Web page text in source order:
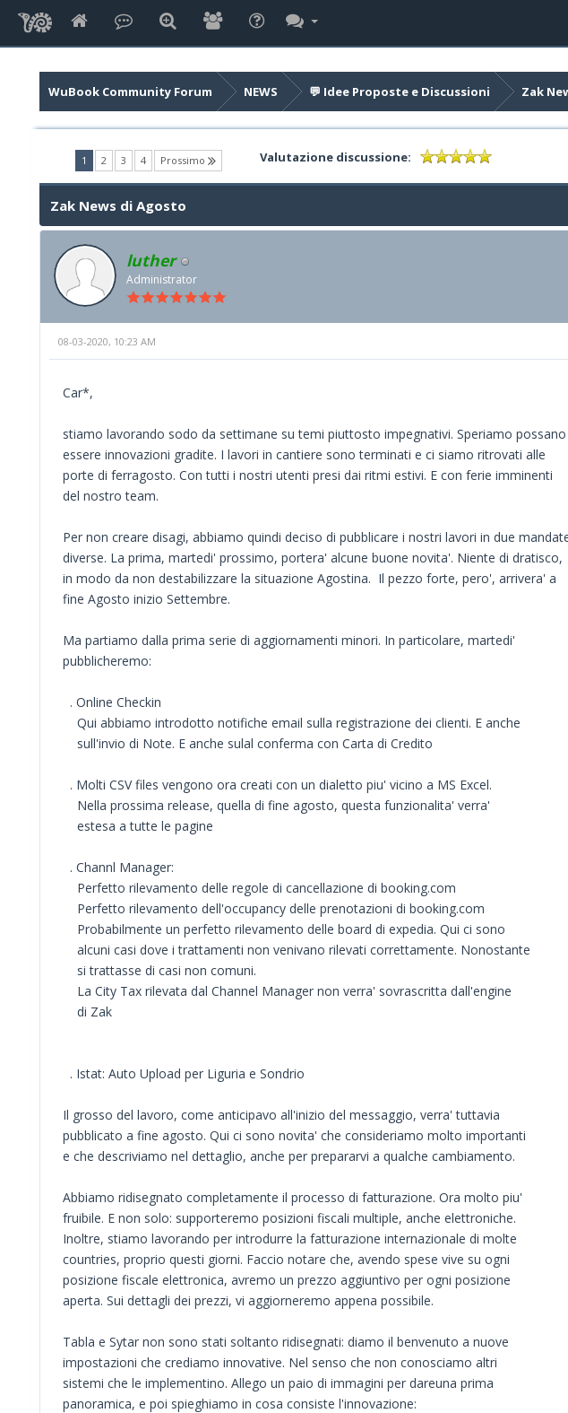
WuBook Community Forum NEWS 💬 Idee Proposte e Discussioni Zak
1 (current)
2 3 4 Prossimo Valutazione discussione:
Zak News di Agosto
luther
Administrator
08-03-2020, 10:23 AM
Car*,
stiamo lavorando sodo da settimane su temi piuttosto impegnativi. Speriamo possano
essere innovazioni gradite. I lavori in cantiere sono terminati e ci siamo ritrovati alle
porte di ferragosto. Con tutti i nostri utenti presi dai ritmi estivi. E con ferie imminenti
del nostro team.
Per non creare disagi, abbiamo quindi deciso di pubblicare i nostri lavori in due
diverse. La prima, martedi' prossimo, portera' alcune buone novita'. Niente di dratisco,
in modo da non destabilizzare la situazione Agostina. Il pezzo forte, pero', arrivera' a
fine Agosto inizio Settembre.
Ma partiamo dalla prima serie di aggiornamenti minori. In particolare, martedi'
pubblicheremo:
. Online Checkin
Qui abbiamo introdotto notifiche email sulla registrazione dei clienti. E anche
sull'invio di Note. E anche sulal conferma con Carta di Credito
. Molti CSV files vengono ora creati con un dialetto piu' vicino a MS Excel.
Nella prossima release, quella di fine agosto, questa funzionalita' verra'
estesa a tutte le pagine
. Channl Manager:
Perfetto rilevamento delle regole di cancellazione di booking.com
Perfetto rilevamento dell'occupancy delle prenotazioni di booking.com
Probabilmente un perfetto rilevamento delle board di expedia. Qui ci sono
alcuni casi dove i trattamenti non venivano rilevati correttamente. Nonostante
si trattasse di casi non comuni.
La City Tax rilevata dal Channel Manager non verra' sovrascritta dall'engine
di Zak
. Istat: Auto Upload per Liguria e Sondrio
Il grosso del lavoro, come anticipavo all'inizio del messaggio, verra' tuttavia
pubblicato a fine agosto. Qui ci sono novita' che consideriamo molto importanti
e che descriviamo nel dettaglio, anche per prepararvi a qualche cambiamento.
Abbiamo ridisegnato completamente il processo di fatturazione. Ora molto piu'
fruibile. E non solo: supporteremo posizioni fiscali multiple, anche elettroniche.
Inoltre, stiamo lavorando per introdurre la fatturazione internazionale di molte
countries, proprio questi giorni. Faccio notare che, avendo spese vive su ogni
posizione fiscale elettronica, avremo un prezzo aggiuntivo per ogni posizione
aperta. Sui dettagli dei prezzi, vi aggiorneremo appena possibile.
Tabla e Sytar non sono stati soltanto ridisegnati: diamo il benvenuto a nuove
impostazioni che crediamo innovative. Nel senso che non conosciamo altri
sistemi che le implementino. Allego un paio di immagini per dareuna prima
panoramica, e poi spieghiamo in cosa consiste l'innovazione: